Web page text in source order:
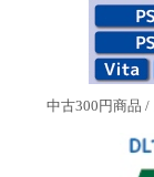
中古300円商品 /